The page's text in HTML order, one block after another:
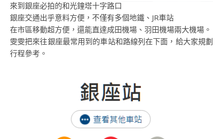
來到銀座必拍的和光鐘塔十字路口
銀座交通出乎意料方便，不僅有多個地鐵、JR車站
在市區移動超方便，還能直達成田機場、羽田機場兩大機場。
雯雯把來往銀座最常用到的車站和路線列在下面，給大家規劃
行程參考。